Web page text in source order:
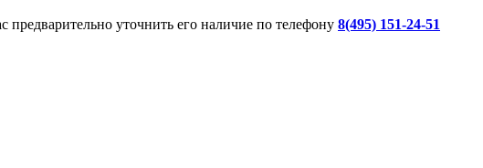
предварительно уточнить его наличие по телефону 8(495) 151-24-51